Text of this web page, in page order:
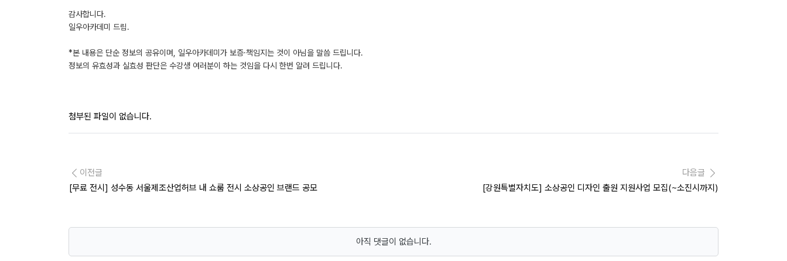
감사합니다.
일우아카데미 드림.
*본 내용은 단순 정보의 공유이며, 일우아카데미가 보증·책임지는 것이 아님을 말씀 드립니다.
정보의 유효성과 실효성 판단은 수강생 여러분이 하는 것임을 다시 한번 알려 드립니다.
첨부된 파일이 없습니다.
이전글
[무료 전시] 성수동 서울제조산업허브 내 쇼룸 전시 소상공인 브랜드 공모
다음글
[강원특별자치도] 소상공인 디자인 출원 지원사업 모집(~소진시까지)
아직 댓글이 없습니다.